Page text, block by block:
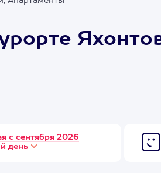
с сентября 2026
день